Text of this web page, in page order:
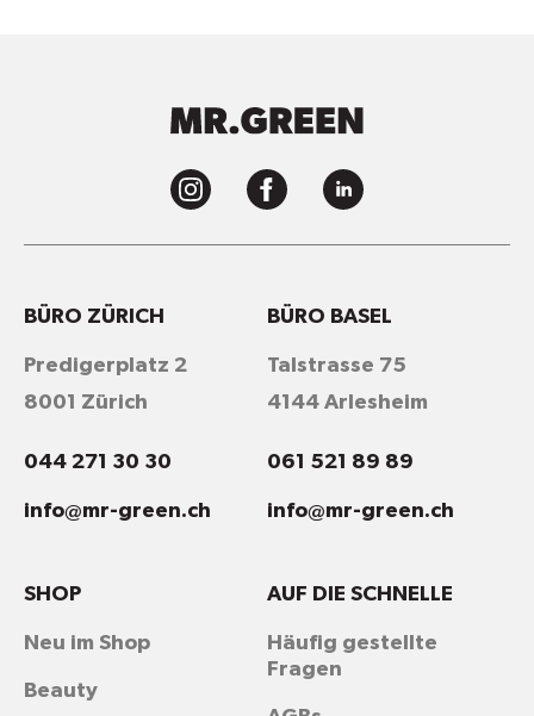
BÜRO ZÜRICH
Predigerplatz 2
8001 Zürich
044 271 30 30
info@mr-green.ch
BÜRO BASEL
Talstrasse 75
4144 Arlesheim
061 521 89 89
info@mr-green.ch
AUF DIE SCHNELLE
Häufig gestellte
Fragen
SHOP
Neu im Shop
Beauty